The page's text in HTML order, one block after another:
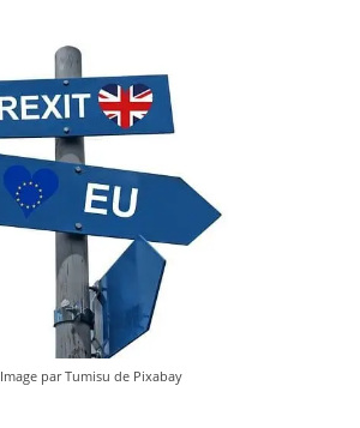
Image parTumisu de Pixabay